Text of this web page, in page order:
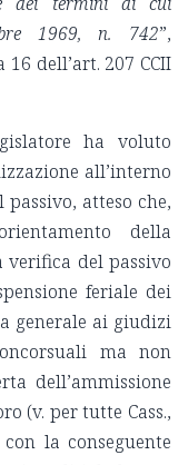
1969, n. 742”,
dell’art. 207 CCII
ha voluto
all’interno
atteso che,
della
del passivo
feriale dei
generale ai giudizi
ma non
dell’ammissione
(v. per tutte Cass.,
la conseguente